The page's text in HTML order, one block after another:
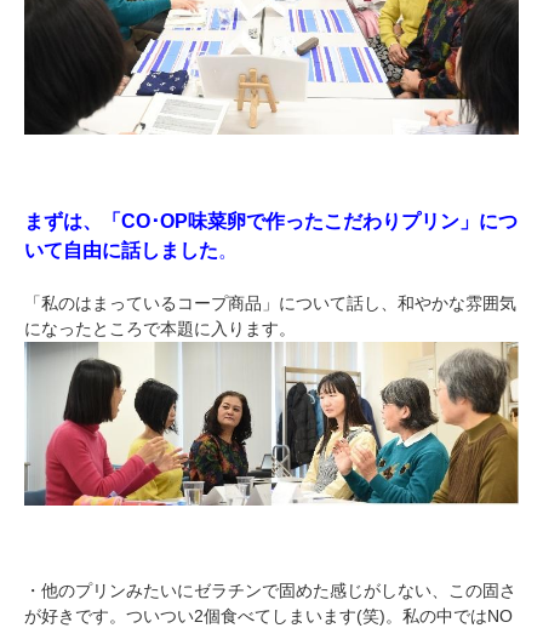
まずは、「CO･OP味菜卵で作ったこだわりプリン」につ
いて自由に話しました。
「私のはまっているコープ商品」について話し、和やかな雰囲気
になったところで本題に入ります。
・他のプリンみたいにゼラチンで固めた感じがしない、この固さ
が好きです。ついつい2個食べてしまいます(笑)。私の中ではNO